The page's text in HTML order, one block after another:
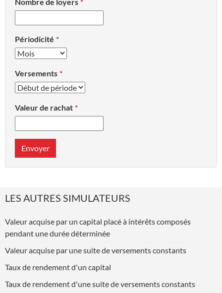
Périodicité
Versements
Valeur de rachat
Envoyer
LES AUTRES SIMULATEURS
Valeur acquise par un capital placé à intérêts composés
pendant une durée déterminée
Valeur acquise par une suite de versements constants
Taux de rendement d'un capital
Taux de rendement d'une suite de versements constants